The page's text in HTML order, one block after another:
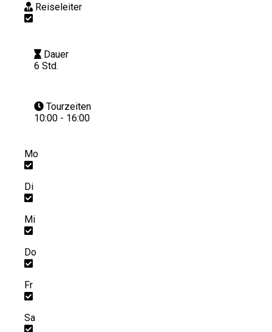
Reiseleiter
Dauer
6 Std.
Tourzeiten
10:00 - 16:00
Mo
Di
Mi
Do
Fr
Sa